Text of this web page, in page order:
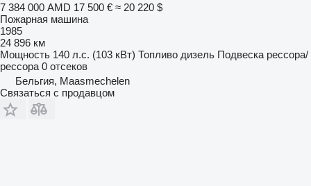
7 384 000 AMD 17 500 € ≈ 20 220 $
Пожарная машина
1985
24 896 км
Мощность 140 л.с. (103 кВт) Топливо дизель Подвеска рессора/
рессора 0 отсеков
Бельгия, Maasmechelen
Связаться с продавцом